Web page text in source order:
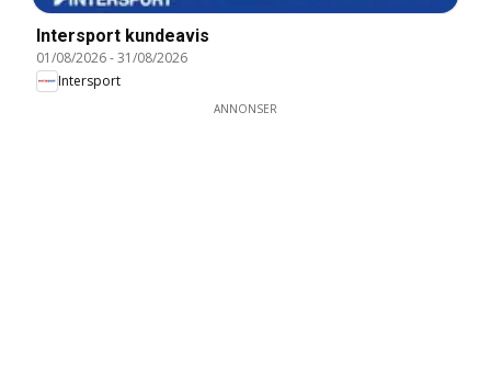
Intersport kundeavis
01/08/2026-31/08/2026
Intersport
ANNONSER